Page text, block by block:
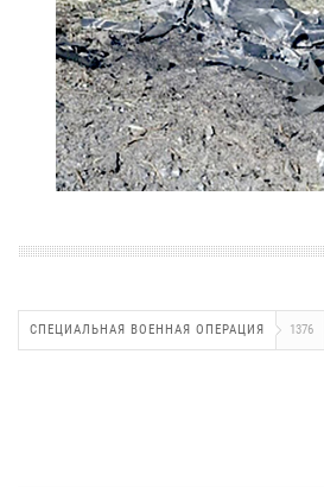
СПЕЦИАЛЬНАЯ ВОЕННАЯ ОПЕРАЦИЯ 1376